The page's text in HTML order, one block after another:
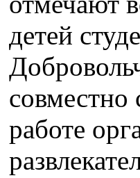
детей
совместно
работе